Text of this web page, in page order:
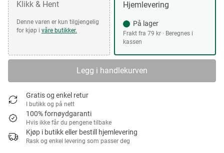
Klikk & Hent
Denne varen er kun tilgjengelig
for kjøp i våre butikker.
Hjemlevering
På lager
Frakt fra 79 kr · Beregnes i
kassen
Legg i handlekurven
Gratis og enkel retur
I butikk og på nett
100% fornøydgaranti
Hvis ikke får du pengene tilbake
Kjøp i butikk eller bestill hjemlevering
Rask og enkel levering som passer deg